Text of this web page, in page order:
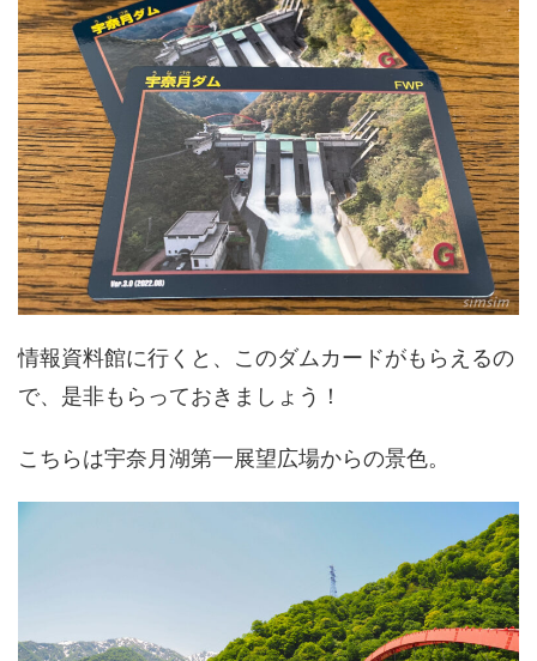
情報資料館に行くと、このダムカードがもらえるの
で、是非もらっておきましょう！
こちらは宇奈月湖第一展望広場からの景色。